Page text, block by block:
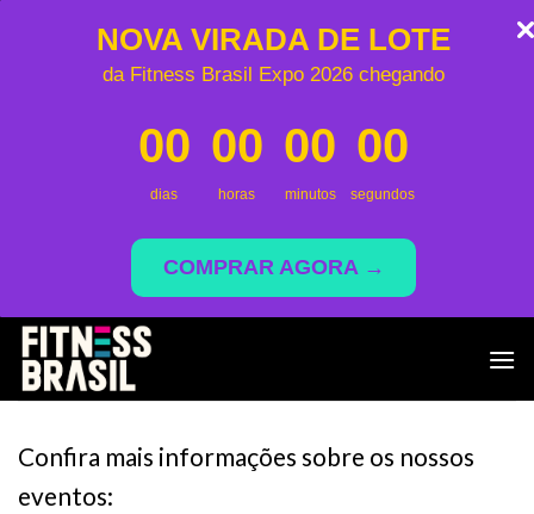
NOVA VIRADA DE LOTE
da Fitness Brasil Expo 2026 chegando
00
dias
00
horas
00
minutos
00
segundos
COMPRAR AGORA →
Skip
content
Confira mais informações sobre os nossos
eventos: